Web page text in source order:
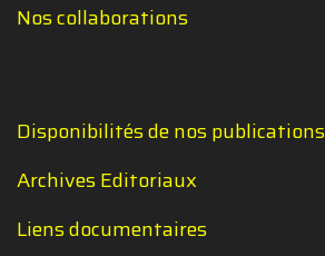
Nos collaborations
Disponibilités de nos publications
Archives Editoriaux
Liens documentaires